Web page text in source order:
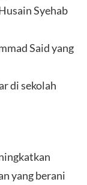
Syehab
Said yang
di sekolah
yang berani